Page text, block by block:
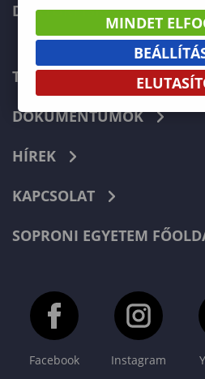
DOKTORI ISKOLA
TELEFONKÖNYV
DOKUMENTUMOK
HÍREK
KAPCSOLAT
SOPRONI EGYETEM
Facebook Instagram
MINDET